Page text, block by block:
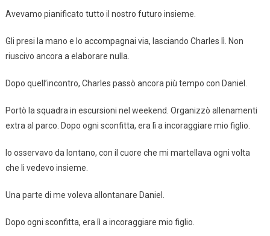
Avevamo pianificato tutto il nostro futuro insieme.
Gli presi la mano e lo accompagnai via, lasciando Charles lì. Non
riuscivo ancora a elaborare nulla.
Dopo quell’incontro, Charles passò ancora più tempo con Daniel.
Portò la squadra in escursioni nel weekend. Organizzò allenamenti
extra al parco. Dopo ogni sconfitta, era lì a incoraggiare mio figlio.
Io osservavo da lontano, con il cuore che mi martellava ogni volta
che li vedevo insieme.
Una parte di me voleva allontanare Daniel.
Dopo ogni sconfitta, era lì a incoraggiare mio figlio.